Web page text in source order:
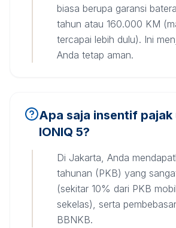
biasa berupa garansi
tahun atau 160.000 KM
tercapai lebih dulu). Ini
Anda tetap aman.
Apa saja insentif pajak
IONIQ 5?
Di Jakarta, Anda
tahunan (PKB) yang
(sekitar 10% dari PKB
sekelas), serta
BBNKB.